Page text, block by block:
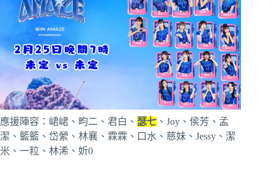
應援陣容：峮峮、畇二、君白、 瑟七 、Joy、侯芳、孟
潔、籃籃、岱縈、林襄、霖霖、口水、慈妹、Jessy、潔
米、一粒、林浠、妡0